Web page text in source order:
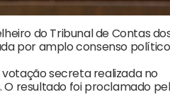
do Tribunal de Contas
por amplo consenso
secreta realizada no
O resultado foi proclamado